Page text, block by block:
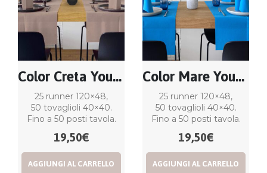
Color Creta You&Me
25 runner 120×48,
50 tovaglioli 40×40.
Fino a 50 posti tavola.
19,50€
AGGIUNGI AL CARRELLO
Color Mare You&Me
25 runner 120×48,
50 tovaglioli 40×40.
Fino a 50 posti tavola.
19,50€
AGGIUNGI AL CARRELLO